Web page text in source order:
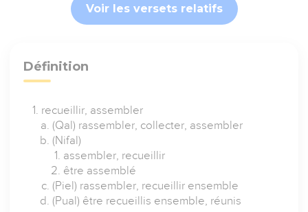
Voir les versets relatifs
Définition
recueillir, assembler
(Qal) rassembler, collecter, assembler
(Nifal)
assembler, recueillir
être assemblé
(Piel) rassembler, recueillir ensemble
(Pual) être recueillis ensemble, réunis